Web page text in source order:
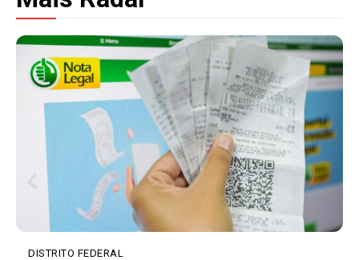
DISTRITO FEDERAL